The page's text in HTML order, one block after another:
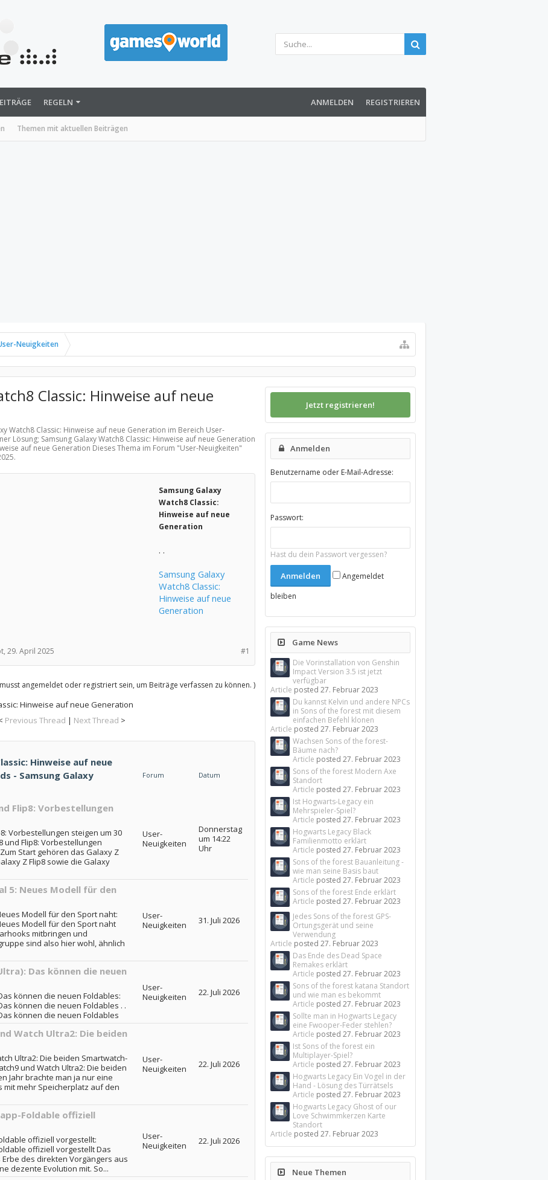
Themen mit aktuellen Beiträgen
REGELN ANMELDEN REGISTRIEREN
Neuigkeiten
Classic: Hinweise auf neue
Watch8 Classic: Hinweise auf neue Generation im Bereich User-
Lösung; Samsung Galaxy Watch8 Classic: Hinweise auf neue Generation
auf neue Generation Dieses Thema im Forum "User-Neuigkeiten"
.
Samsung Galaxy
Watch8 Classic:
Hinweise auf neue
Generation
. .
Samsung Galaxy
Watch8 Classic:
Hinweise auf neue
Generation
#1
29. April 2025
angemeldet oder registriert sein, um Beiträge verfassen zu können. )
Hinweise auf neue Generation
Previous Thread | Next Thread >
Hinweise auf neue
- Samsung Galaxy
Forum Datum
Flip8: Vorbestellungen
Vorbestellungen steigen um 30
und Flip8: Vorbestellungen
Start gehören das Galaxy Z
Z Flip8 sowie die Galaxy
User-
Neuigkeiten
Donnerstag
um 14:22
Uhr
5: Neues Modell für den
Modell für den Sport naht:
Modell für den Sport naht
mitbringen und
sind also hier wohl, ähnlich
User-
Neuigkeiten
31. Juli 2026
Das können die neuen
können die neuen Foldables:
können die neuen Foldables . .
können die neuen Foldables
User-
Neuigkeiten
22. Juli 2026
Watch Ultra2: Die beiden
Ultra2: Die beiden Smartwatch-
und Watch Ultra2: Die beiden
Jahr brachte man ja nur eine
mit mehr Speicherplatz auf den
User-
Neuigkeiten
22. Juli 2026
Foldable offiziell
offiziell vorgestellt:
offiziell vorgestellt Das
des direkten Vorgängers aus
dezente Evolution mit. So...
User-
Neuigkeiten
22. Juli 2026
Jetzt registrieren!
Anmelden
Benutzername oder E-Mail-Adresse:
Passwort:
Hast du dein Passwort vergessen?
Angemeldet
bleiben
Game News
Die Vorinstallation von Genshin
Impact Version 3.5 ist jetzt
verfügbar
Article posted27. Februar 2023
Du kannst Kelvin und andere NPCs
in Sons of the forest mit diesem
einfachen Befehl klonen
Article posted27. Februar 2023
Wachsen Sons of the forest-
Bäume nach?
Article posted27. Februar 2023
Sons of the forest Modern Axe
Standort
Article posted27. Februar 2023
Ist Hogwarts-Legacy ein
Mehrspieler-Spiel?
Article posted27. Februar 2023
Hogwarts Legacy Black
Familienmotto erklärt
Article posted27. Februar 2023
Sons of the forest Bauanleitung -
wie man seine Basis baut
Article posted27. Februar 2023
Sons of the forest Ende erklärt
Article posted27. Februar 2023
Jedes Sons of the forest GPS-
Ortungsgerät und seine
Verwendung
Article posted27. Februar 2023
Das Ende des Dead Space
Remakes erklärt
Article posted27. Februar 2023
Sons of the forest katana Standort
und wie man es bekommt
Article posted27. Februar 2023
Sollte man in Hogwarts Legacy
eine Fwooper-Feder stehlen?
Article posted27. Februar 2023
Ist Sons of the forest ein
Multiplayer-Spiel?
Article posted27. Februar 2023
Hogwarts Legacy Ein Vogel in der
Hand - Lösung des Türrätsels
Article posted27. Februar 2023
Hogwarts Legacy Ghost of our
Love Schwimmkerzen Karte
Standort
Article posted27. Februar 2023
Neue Themen